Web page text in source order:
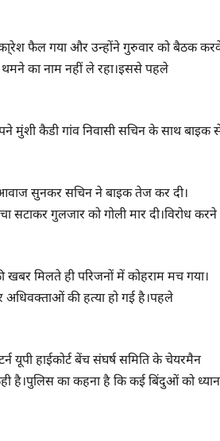
फैल गया और उन्होंने गुरुवार को बैठक
का नाम नहीं ले रहा।इससे पहले
मुंशी कैडी गांव निवासी सचिन के साथ बाइक
सुनकर सचिन ने बाइक तेज कर दी।
गुलजार को गोली मार दी।विरोध करने
खबर मिलते ही परिजनों में कोहराम मच गया।
अधिवक्ताओं की हत्या हो गई है।पहले
यूपी हाईकोर्ट बेंच संघर्ष समिति के चेयरमैन
है।पुलिस का कहना है कि कई बिंदुओं को ध्यान